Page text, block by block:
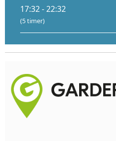
17:32 - 22:32
(5 timer)